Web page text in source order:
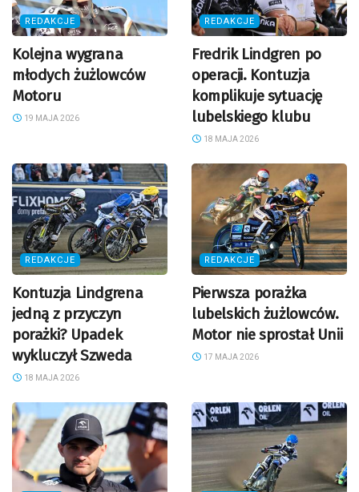
REDAKCJE
Kolejna wygrana
młodych żużlowców
Motoru
19 MAJA 2026
REDAKCJE
Fredrik Lindgren po
operacji. Kontuzja
komplikuje sytuację
lubelskiego klubu
18 MAJA 2026
REDAKCJE
Kontuzja Lindgrena
jedną z przyczyn
porażki? Upadek
wykluczył Szweda
18 MAJA 2026
REDAKCJE
Pierwsza porażka
lubelskich żużlowców.
Motor nie sprostał Unii
17 MAJA 2026